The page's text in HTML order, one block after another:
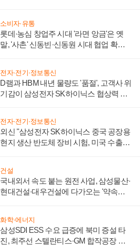
소비자·유통
롯데·농심 창업주 시대 '라면 앙금'은 옛
말, '사촌' 신동빈·신동원 시대 협업 확대
전자·전기·정보통신
D램과 HBM 내년 물량도 '품절', 고객사 위
기감이 삼성전자 SK하이닉스 협상력 더
전자·전기·정보통신
외신 "삼성전자 SK하이닉스 중국 공장용
현지 생산 반도체 장비 시험, 미국 수출통
건설
국내외서 속도 붙는 원전 사업, 삼성물산·
현대건설·대우건설에 다가오는 '약속의
화학·에너지
삼성SDI ESS 수요 급증에 북미 증설 타
진, 최주선 스텔란티스·GM 합작공장 건